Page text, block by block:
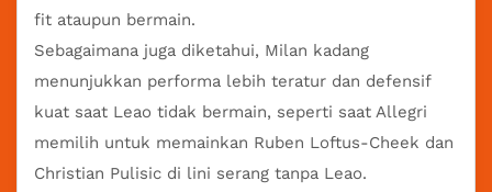
fit ataupun bermain.
Sebagaimana juga diketahui, Milan kadang
menunjukkan performa lebih teratur dan defensif
kuat saat Leao tidak bermain, seperti saat Allegri
memilih untuk memainkan Ruben Loftus-Cheek dan
Christian Pulisic di lini serang tanpa Leao.